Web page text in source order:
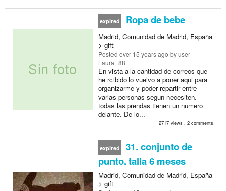
expired Ropa de bebe
Madrid, Comunidad de Madrid, España
> gift
Posted over 15 years ago by user
Laura_88
En vista a la cantidad de correos que
he rcibido lo vuelvo a poner aqui para
organizarme y poder repartir entre
varias personas segun necesiten.
todas las prendas tienen un numero
delante. De lo...
2717 views , 2 comments
expired
31. conjunto de
punto. talla 6 meses
Madrid, Comunidad de Madrid, España
> gift